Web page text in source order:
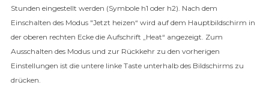
Stunden eingestellt werden (Symbole h1 oder h2). Nach dem
Einschalten des Modus "Jetzt heizen“ wird auf dem Hauptbildschirm in
der oberen rechten Ecke die Aufschrift „Heat“ angezeigt. Zum
Ausschalten des Modus und zur Rückkehr zu den vorherigen
Einstellungen ist die untere linke Taste unterhalb des Bildschirms zu
drücken.